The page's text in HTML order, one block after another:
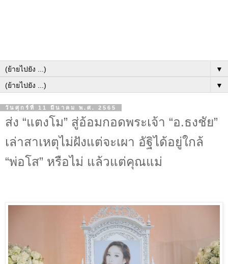
▼
▼
วันศุกร์ที่ 11 มีนาคม พ.ศ. 2565
ส่ง “แตงโม” สู่อ้อมกอดพระเจ้า “อ.ธงชัย”
เล่าสาเหตุไม่ฝังแต่จะเผา อัฐิได้อยู่ใกล้
“พ่อโส” หรือไม่ แล้วแต่คุณแม่